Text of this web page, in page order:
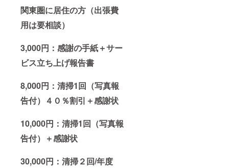
関東圏に居住の方（出張費
用は要相談）
3,000円：感謝の手紙＋サー
ビス立ち上げ報告書
8,000円：清掃1回（写真報
告付）４０％割引＋感謝状
10,000円：清掃1回（写真報
告付）＋感謝状
30,000円：清掃２回/年度